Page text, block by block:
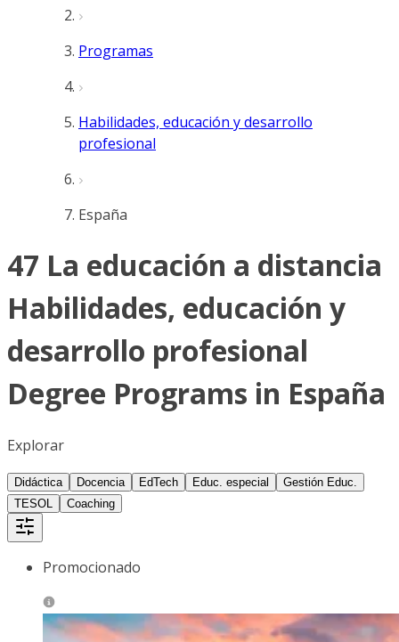
Programas
Habilidades, educación y desarrollo
profesional
España
47 La educación a distancia
Habilidades, educación y
desarrollo profesional
Degree Programs in España
Explorar
Didáctica Docencia EdTech Educ. especial
Gestión Educ.
TESOL
Coaching
Promocionado